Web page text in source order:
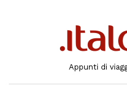
Appunti di